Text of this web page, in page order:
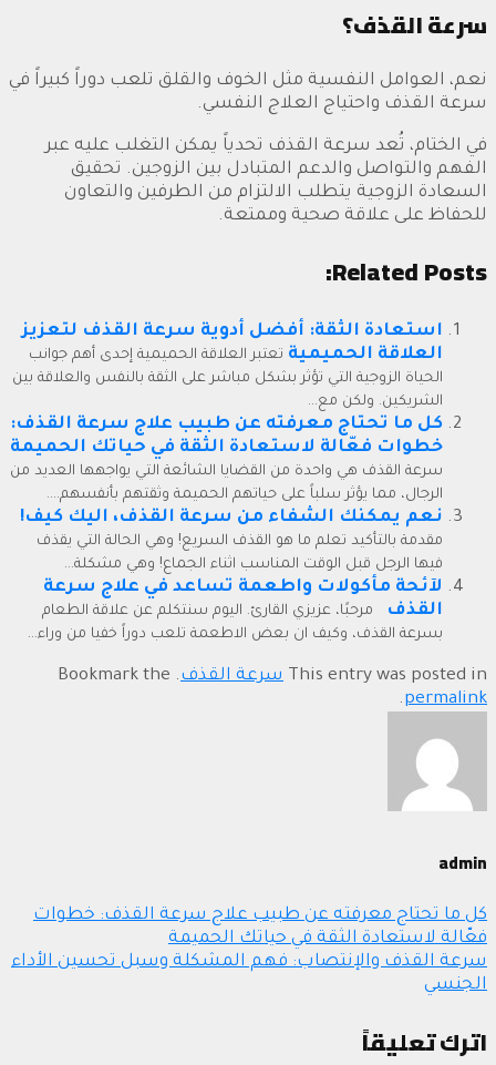
سرعة القذف؟
نعم، العوامل النفسية مثل الخوف والقلق تلعب دوراً كبيراً في
سرعة القذف واحتياج العلاج النفسي.
في الختام، تُعد سرعة القذف تحدياً يمكن التغلب عليه عبر
الفهم والتواصل والدعم المتبادل بين الزوجين. تحقيق
السعادة الزوجية يتطلب الالتزام من الطرفين والتعاون
للحفاظ على علاقة صحية وممتعة.
Related Posts:
استعادة الثقة: أفضل أدوية سرعة القذف لتعزيز
العلاقة الحميمية تعتبر العلاقة الحميمية إحدى أهم جوانب
الحياة الزوجية التي تؤثر بشكل مباشر على الثقة بالنفس والعلاقة بين
الشريكين. ولكن مع...
كل ما تحتاج معرفته عن طبيب علاج سرعة القذف:
خطوات فعّالة لاستعادة الثقة في حياتك الحميمة
سرعة القذف هي واحدة من القضايا الشائعة التي يواجهها العديد من
الرجال، مما يؤثر سلباً على حياتهم الحميمة وثقتهم بأنفسهم....
نعم يمكنك الشفاء من سرعة القذف، اليك كيف!
مقدمة بالتأكيد تعلم ما هو القذف السريع! وهي الحالة التي يقذف
فيها الرجل قبل الوقت المناسب اثناء الجماع! وهي مشكلة...
لآئحة مأكولات واطعمة تساعد في علاج سرعة
القذف
مرحبًا، عزيزي القارئ. اليوم سنتكلم عن علاقة الطعام
بسرعة القذف، وكيف ان بعض الاطعمة تلعب دوراً خفيا من وراء...
This entry was posted in سرعة القذف. Bookmark the
permalink
.
admin
كل ما تحتاج معرفته عن طبيب علاج سرعة القذف: خطوات
فعّالة لاستعادة الثقة في حياتك الحميمة
سرعة القذف والإنتصاب: فهم المشكلة وسبل تحسين الأداء
الجنسي
اترك تعليقاً